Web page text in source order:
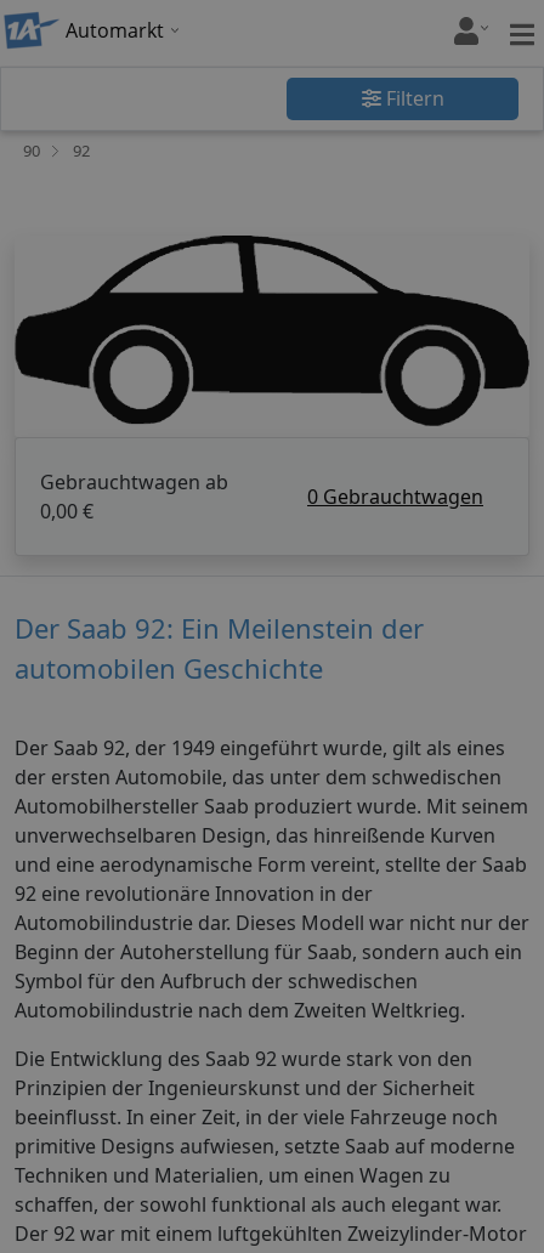
Automarkt
Filtern
90 92
Gebrauchtwagen ab
0,00 €
0 Gebrauchtwagen
Der Saab 92: Ein Meilenstein der
automobilen Geschichte
Der Saab 92, der 1949 eingeführt wurde, gilt als eines
der ersten Automobile, das unter dem schwedischen
Automobilhersteller Saab produziert wurde. Mit seinem
unverwechselbaren Design, das hinreißende Kurven
und eine aerodynamische Form vereint, stellte der Saab
92 eine revolutionäre Innovation in der
Automobilindustrie dar. Dieses Modell war nicht nur der
Beginn der Autoherstellung für Saab, sondern auch ein
Symbol für den Aufbruch der schwedischen
Automobilindustrie nach dem Zweiten Weltkrieg.
Die Entwicklung des Saab 92 wurde stark von den
Prinzipien der Ingenieurskunst und der Sicherheit
beeinflusst. In einer Zeit, in der viele Fahrzeuge noch
primitive Designs aufwiesen, setzte Saab auf moderne
Techniken und Materialien, um einen Wagen zu
schaffen, der sowohl funktional als auch elegant war.
Der 92 war mit einem luftgekühlten Zweizylinder-Motor